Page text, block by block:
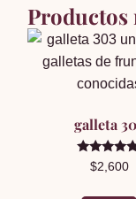
Productos
galleta
Valorado en
5.00
$2,600